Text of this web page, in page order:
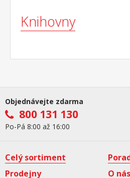
Knihovny
Objednávejte zdarma
800 131 130
Po-Pá 8:00 až 16:00
Celý sortiment
Prodejny
O nás